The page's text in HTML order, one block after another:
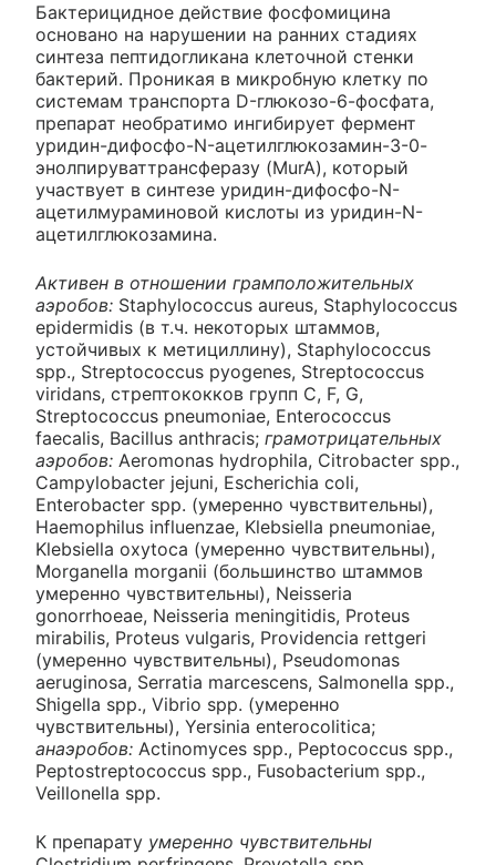
Бактерицидное действие фосфомицина
основано на нарушении на ранних стадиях
синтеза пептидогликана клеточной стенки
бактерий. Проникая в микробную клетку по
системам транспорта D-глюкозо-6-фосфата,
препарат необратимо ингибирует фермент
уридин-дифосфо-N-ацетилглюкозамин-3-0-
энолпируваттрансферазу (MurA), который
участвует в синтезе уридин-дифосфо-N-
ацетилмураминовой кислоты из уридин-N-
ацетилглюкозамина.
Активен в отношении грамположительных
аэробов: Staphylococcus aureus, Staphylococcus
epidermidis (в т.ч. некоторых штаммов,
устойчивых к метициллину), Staphylococcus
spp., Streptococcus pyogenes, Streptococcus
viridans, стрептококков групп С, F, G,
Streptococcus pneumoniae, Enterococcus
faecalis, Bacillus anthracis; грамотрицательных
аэробов: Aeromonas hydrophila, Citrobacter spp.,
Campylobacter jejuni, Escherichia coli,
Enterobacter spp. (умеренно чувствительны),
Haemophilus influenzae, Klebsiella pneumoniae,
Klebsiella oxytoca (умеренно чувствительны),
Morganella morganii (большинство штаммов
умеренно чувствительны), Neisseria
gonorrhoeae, Neisseria meningitidis, Proteus
mirabilis, Proteus vulgaris, Providencia rettgeri
(умеренно чувствительны), Pseudomonas
aeruginosa, Serratia marcescens, Salmonella spp.,
Shigella spp., Vibrio spp. (умеренно
чувствительны), Yersinia enterocolitica;
анаэробов: Actinomyces spp., Peptococcus spp.,
Peptostreptococcus spp., Fusobacterium spp.,
Veillonella spp.
К препарату умеренно чувствительны